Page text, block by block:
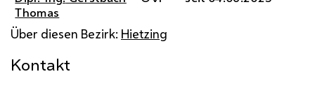
Thomas
Über diesen Bezirk: Hietzing
Kontakt